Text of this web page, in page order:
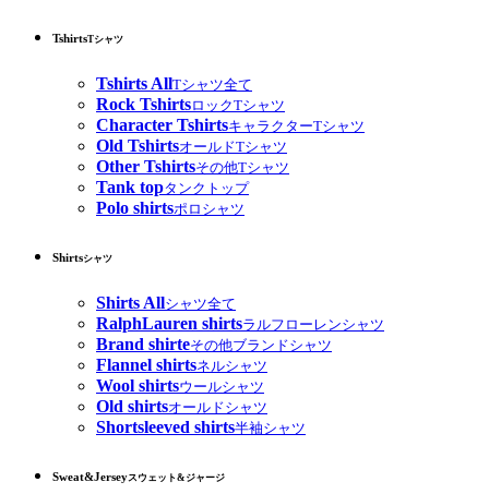
TshirtsTシャツ
Tshirts AllTシャツ全て
Rock TshirtsロックTシャツ
Character TshirtsキャラクターTシャツ
Old TshirtsオールドTシャツ
Other Tshirtsその他Tシャツ
Tank topタンクトップ
Polo shirtsポロシャツ
Shirtsシャツ
Shirts Allシャツ全て
RalphLauren shirtsラルフローレンシャツ
Brand shirteその他ブランドシャツ
Flannel shirtsネルシャツ
Wool shirtsウールシャツ
Old shirtsオールドシャツ
Shortsleeved shirts半袖シャツ
Sweat&Jerseyスウェット&ジャージ